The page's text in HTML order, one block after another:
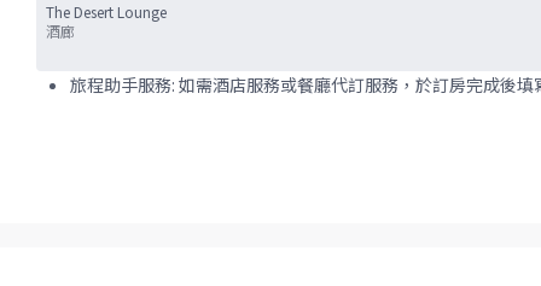
The Desert Lounge
酒廊
旅程助手服務: 如需酒店服務或餐廳代訂服務，於訂房完成後